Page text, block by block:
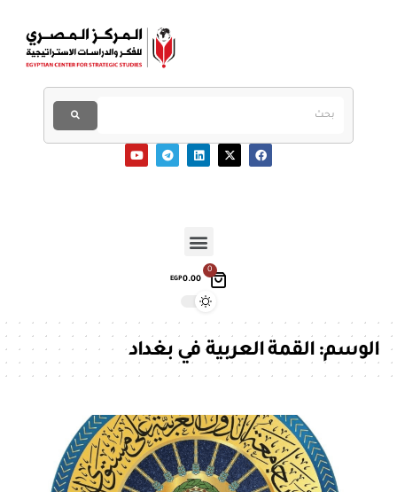
0
EGP0.00
الوسم:القمة العربية في بغداد